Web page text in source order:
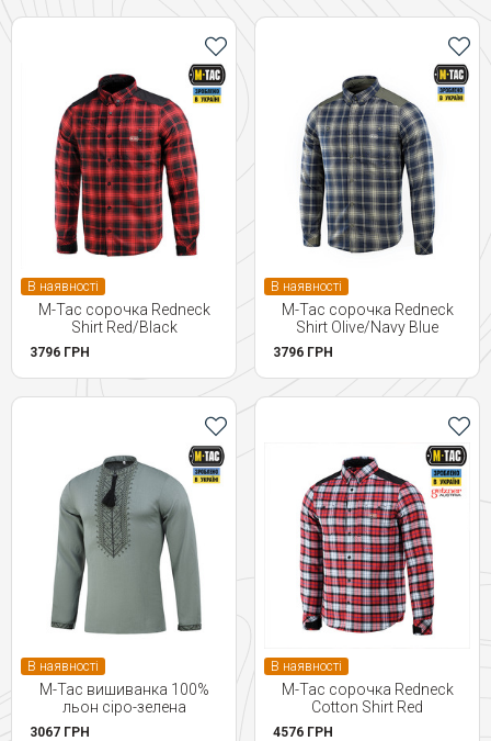
В наявності
M-Tac сорочка Redneck
Shirt Red/Black
3796 ГРН
В наявності
M-Tac сорочка Redneck
Shirt Olive/Navy Blue
3796 ГРН
В наявності
M-Tac вишиванка 100%
льон сіро-зелена
3067 ГРН
В наявності
M-Tac сорочка Redneck
Cotton Shirt Red
4576 ГРН